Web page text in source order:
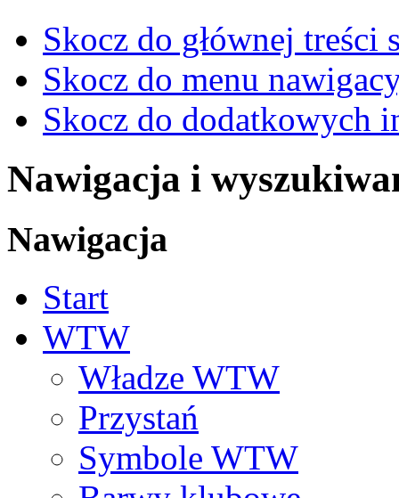
Skocz do głównej treści
Skocz do menu
Skocz do dodatkowych
Nawigacja i
Nawigacja
Start
WTW
Władze WTW
Przystań
Symbole WTW